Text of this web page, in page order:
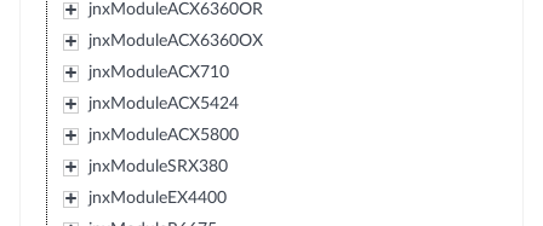
jnxModuleACX6360OR
jnxModuleACX6360OX
jnxModuleACX710
jnxModuleACX5424
jnxModuleACX5800
jnxModuleSRX380
jnxModuleEX4400